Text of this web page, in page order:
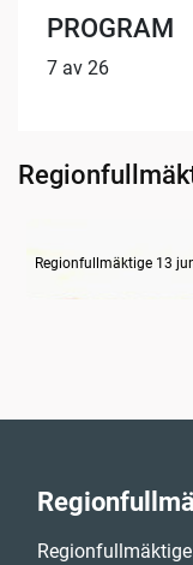
PROGRAM
7 av 26
Budget VGR -
Regionfullmäktige 13